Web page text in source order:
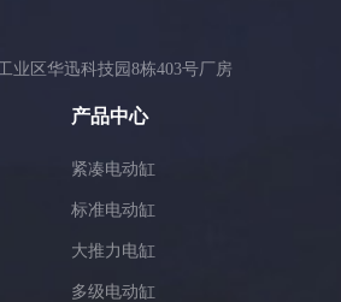
业区华迅科技园8栋403号厂房
产品中心
紧凑电动缸
标准电动缸
大推力电缸
多级电动缸